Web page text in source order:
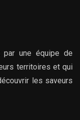
une équipe de
territoires et qui
les saveurs